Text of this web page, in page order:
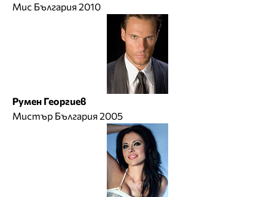
Мис България 2010
Румен Георгиев
Мистър България 2005